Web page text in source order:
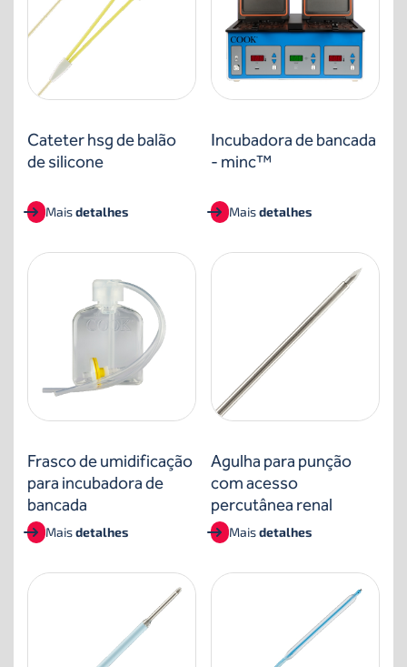
Cateter hsg de balão
de silicone
Maisdetalhes
Incubadora de bancada
- minc™
Maisdetalhes
Frasco de umidificação
para incubadora de
bancada
Maisdetalhes
Agulha para punção
com acesso
percutânea renal
Maisdetalhes